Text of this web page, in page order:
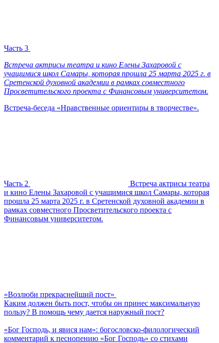
Часть 3
Встреча актрисы театра и кино Елены Захаровой с
учащимися школ Самары, которая прошла 25 марта 2025 г. в
Сретенской духовной академии в рамках совместного
Просветительского проекта с Финансовым университетом.
Встреча-беседа «Нравственные ориентиры в творчестве».
Часть 2
Встреча актрисы театра
и кино Елены Захаровой с учащимися школ Самары, которая
прошла 25 марта 2025 г. в Сретенской духовной академии в
рамках совместного Просветительского проекта с
Финансовым университетом.
«Возлюби прекраснейший пост»
Каким должен быть пост, чтобы он принес максимальную
пользу? В помощь чему дается наружный пост?
«Бог Господь, и явися нам»: богословско-филологический
комментарий к песнопению «Бог Господь» со стихами